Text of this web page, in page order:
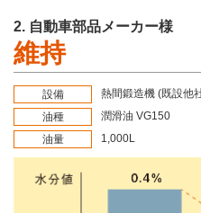
2. 自動車部品メーカー様
維持
設備
熱間鍛造機 (既設他
油種
潤滑油 VG150
油量
1,000L